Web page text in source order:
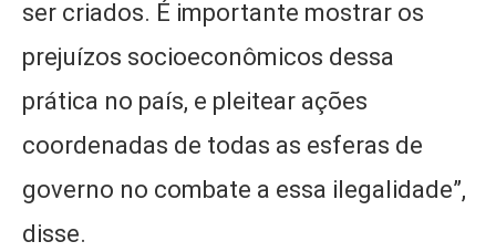
ser criados. É importante mostrar os
prejuízos socioeconômicos dessa
prática no país, e pleitear ações
coordenadas de todas as esferas de
governo no combate a essa ilegalidade”,
disse.